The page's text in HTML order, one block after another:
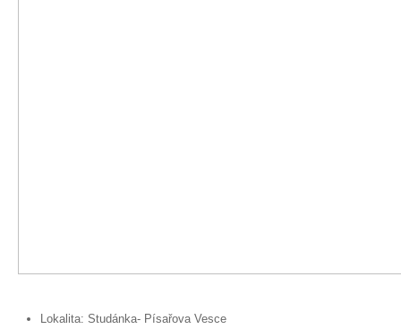
Lokalita: Studánka- Písařova Vesce